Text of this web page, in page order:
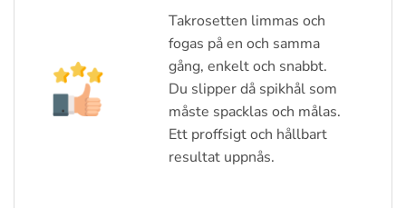
Takrosetten limmas och
fogas på en och samma
gång, enkelt och snabbt.
Du slipper då spikhål som
måste spacklas och målas.
Ett proffsigt och hållbart
resultat uppnås.